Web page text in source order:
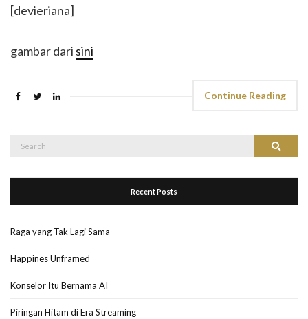
[devieriana]
gambar dari sini
Continue Reading
Search
Search
Recent Posts
Raga yang Tak Lagi Sama
Happines Unframed
Konselor Itu Bernama AI
Piringan Hitam di Era Streaming